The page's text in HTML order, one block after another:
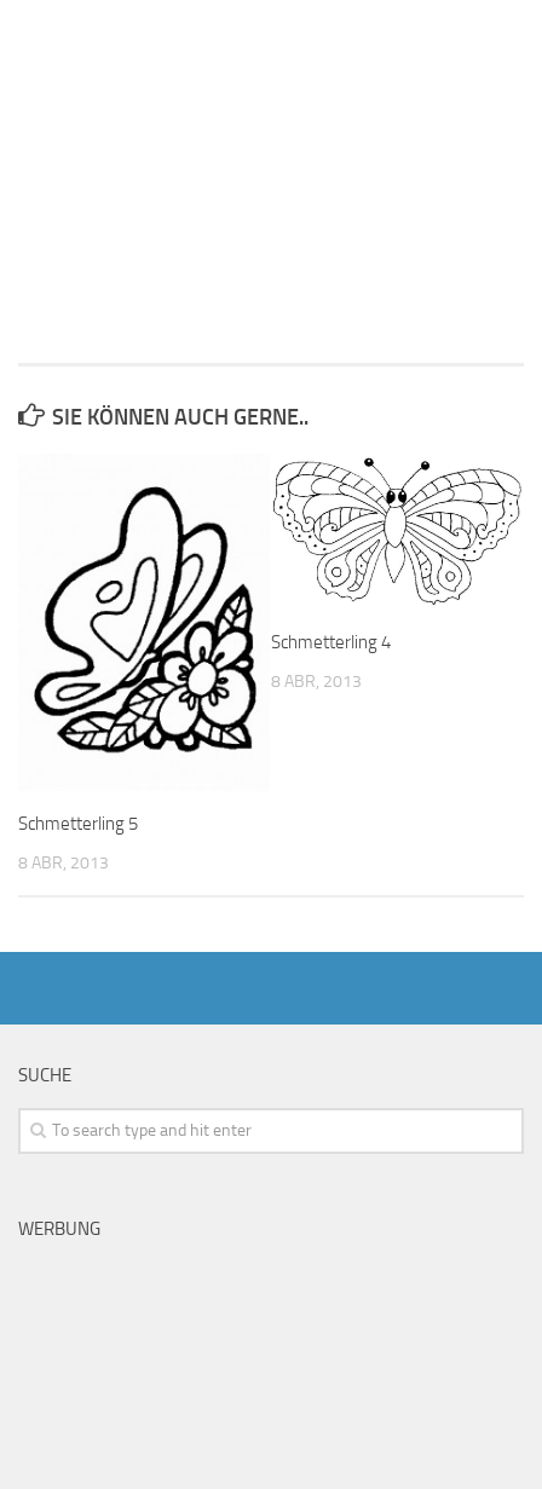
SIE KÖNNEN AUCH GERNE..
Schmetterling 5
8 ABR, 2013
Schmetterling 4
8 ABR, 2013
SUCHE
WERBUNG